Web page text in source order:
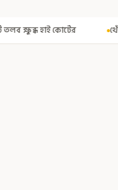
থেঁতলানো মাথা-গোপনাঙ্গে রড!